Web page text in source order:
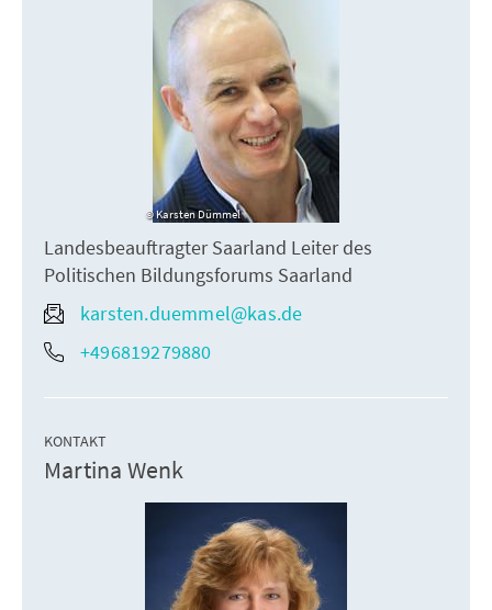
Karsten Dümmel
Landesbeauftragter Saarland Leiter des
Politischen Bildungsforums Saarland
karsten.duemmel@kas.de
+496819279880
KONTAKT
Martina Wenk